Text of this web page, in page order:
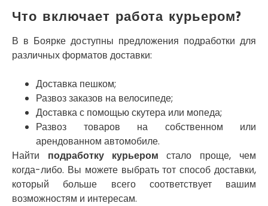
Что включает работа курьером?
В в Боярке доступны предложения подработки для
различных форматов доставки:
Доставка пешком;
Развоз заказов на велосипеде;
Доставка с помощью скутера или мопеда;
Развоз товаров на собственном или
арендованном автомобиле.
Найти подработку курьером стало проще, чем
когда-либо. Вы можете выбрать тот способ доставки,
который больше всего соответствует вашим
возможностям и интересам.
Лука-Мелешковская
Малин
Марганец
Авангард
Нетешин
Нежин
Никитинцы
Николаев
Никополь
Новоалександровка
Новомосковск
Новоселки